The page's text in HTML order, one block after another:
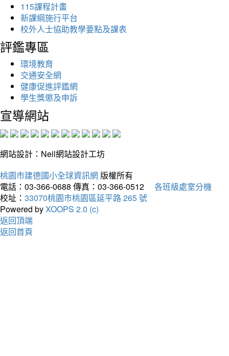
115課程計畫
新課綱施行平台
校外人士協助教學要點及課表
評鑑專區
環境教育
交通安全網
健康促進評鑑網
學生獎懲及申訴
宣導網站
網站設計：Neil網站設計工坊
桃園市建德國小全球資訊網 版權所有
電話：03-366-0688 傳真：03-366-0512
各班級處室分機
校址： 33070桃園市桃園區延平路 265 號
Powered byXOOPS 2.0 (c)
返回頂端
返回首頁